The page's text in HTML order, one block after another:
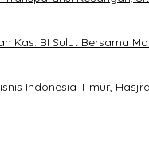
Kas: BI Sulut Bersama
Indonesia Timur,